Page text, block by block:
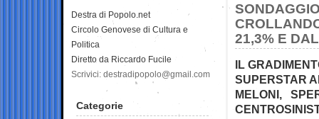
21,3% E
IL
SUPERSTAR
MELONI,
Destra di Popolo.net
Circolo Genovese di Cultura e
Politica
Diretto da Riccardo Fucile
Scrivici: destradipopolo@gmail.com
Categorie